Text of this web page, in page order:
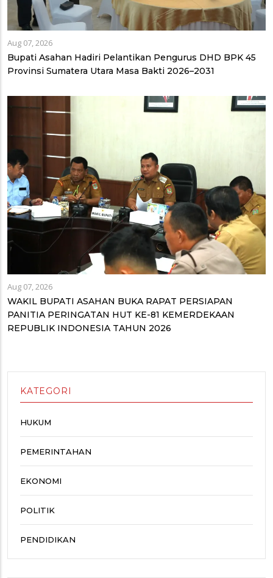
Aug 07, 2026
Bupati Asahan Hadiri Pelantikan Pengurus DHD BPK 45
Provinsi Sumatera Utara Masa Bakti 2026–2031
Aug 07, 2026
WAKIL BUPATI ASAHAN BUKA RAPAT PERSIAPAN
PANITIA PERINGATAN HUT KE-81 KEMERDEKAAN
REPUBLIK INDONESIA TAHUN 2026
KATEGORI
HUKUM
PEMERINTAHAN
EKONOMI
POLITIK
PENDIDIKAN